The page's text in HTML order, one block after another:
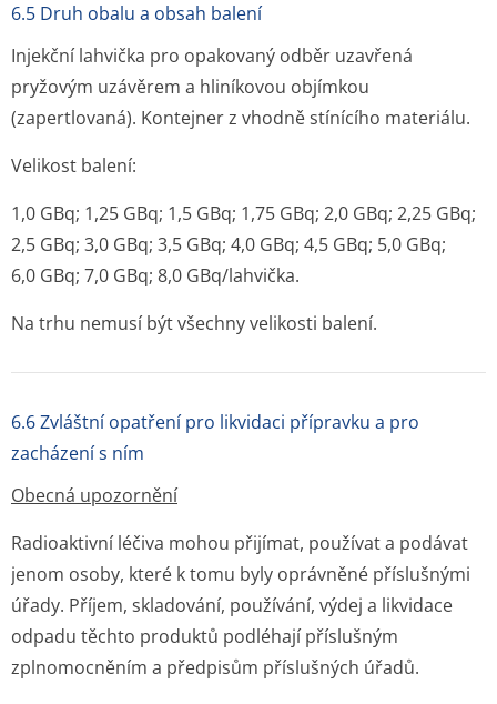
6.5 Druh obalu a obsah balení
Injekční lahvička pro opakovaný odběr uzavřená
pryžovým uzávěrem a hliníkovou objímkou
(zapertlovaná). Kontejner z vhodně stínícího materiálu.
Velikost balení:
1,0 GBq; 1,25 GBq; 1,5 GBq; 1,75 GBq; 2,0 GBq; 2,25 GBq;
2,5 GBq; 3,0 GBq; 3,5 GBq; 4,0 GBq; 4,5 GBq; 5,0 GBq;
6,0 GBq; 7,0 GBq; 8,0 GBq/lahvička.
Na trhu nemusí být všechny velikosti balení.
6.6 Zvláštní opatření pro likvidaci přípravku a pro
zacházení s ním
Obecná upozornění
Radioaktivní léčiva mohou přijímat, používat a podávat
jenom osoby, které k tomu byly oprávněné příslušnými
úřady. Příjem, skladování, používání, výdej a likvidace
odpadu těchto produktů podléhají příslušným
zplnomocněním a předpisům příslušných úřadů.